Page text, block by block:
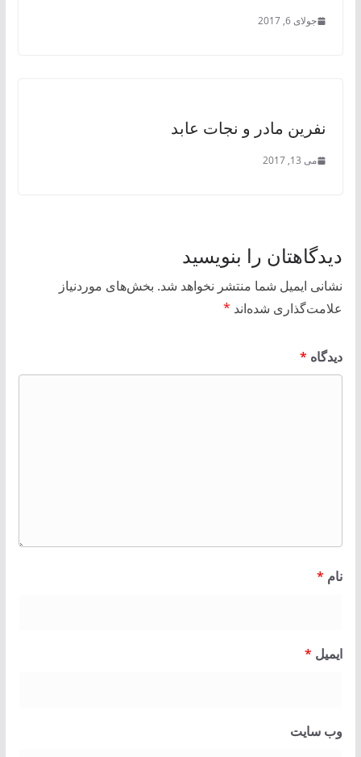
جولای 6, 2017
نفرین مادر و نجات عابد
می 13, 2017
دیدگاهتان را بنویسید
نشانی ایمیل شما منتشر نخواهد شد. بخش‌های موردنیاز
علامت‌گذاری شده‌اند *
دیدگاه *
نام *
ایمیل *
وب‌ سایت